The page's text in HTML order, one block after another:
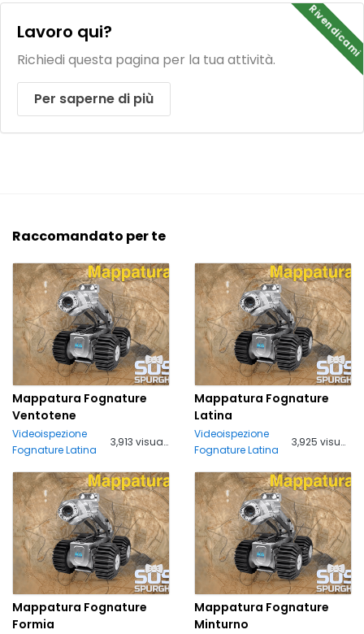
Rivendicami
Lavoro qui?
Richiedi questa pagina per la tua attività.
Per saperne di più
Raccomandato per te
Mappatura Fognature
Ventotene
Videoispezione
Fognature Latina
3,913 visualizzazioni
Mappatura Fognature
Latina
Videoispezione
Fognature Latina
3,925 visualizzazioni
Mappatura Fognature
Formia
Mappatura Fognature
Minturno